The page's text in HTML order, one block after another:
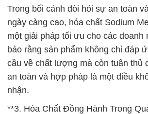
Trong bối cảnh đòi hỏi sự an toàn
ngày càng cao, hóa chất Sodium
một giải pháp tối ưu cho các doanh
bảo rằng sản phẩm không chỉ đáp
cầu về chất lượng mà còn tuân thủ
an toàn và hợp pháp là một điều
nhận.
**3. Hóa Chất Đồng Hành Trong